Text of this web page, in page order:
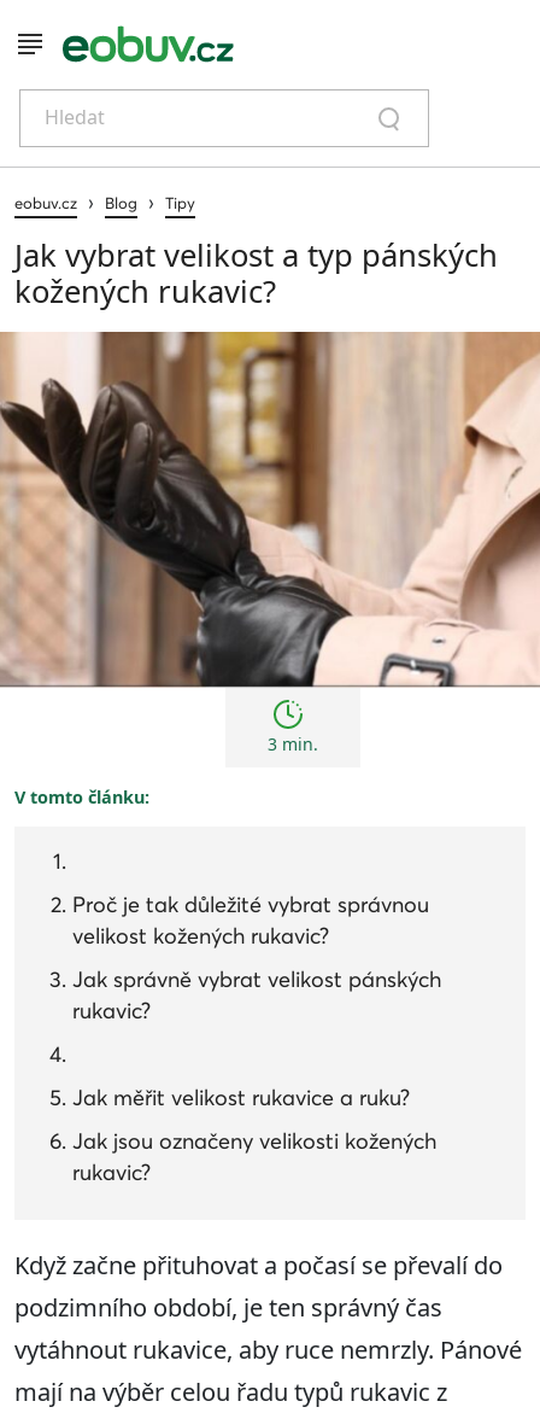
Hledat
eobuv.cz › Blog › Tipy
Jak vybrat velikost a typ pánských
kožených rukavic?
3 min.
V tomto článku:
Proč je tak důležité vybrat správnou
velikost kožených rukavic?
Jak správně vybrat velikost pánských
rukavic?
Jak měřit velikost rukavice a ruku?
Jak jsou označeny velikosti kožených
rukavic?
Když začne přituhovat a počasí se převalí do
podzimního období, je ten správný čas
vytáhnout rukavice, aby ruce nemrzly. Pánové
mají na výběr celou řadu typů rukavic z